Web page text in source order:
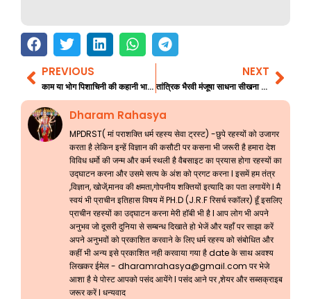
Prev
PREVIOUS
काम या भोग पिशाचिनी की कहानी भाग 4
NEXT
तांत्रिक भैरवी मंजूषा साधना सीखना भाग 3
Dharam Rahasya
MPDRST( मां पराशक्ति धर्म रहस्य सेवा ट्रस्ट) -छुपे रहस्यों को उजागर
करता है लेकिन इन्हें विज्ञान की कसौटी पर कसना भी जरूरी है हमारा देश
विविध धर्मो की जन्म और कर्म स्थली है वैबसाइट का प्रयास होगा रहस्यों का
उद्घाटन करना और उसमे सत्य के अंश को प्रगट करना l इसमें हम तंत्र
,विज्ञान, खोजें,मानव की क्षमता,गोपनीय शक्तियों इत्यादि का पता लगायेंगे l मै
स्वयं भी प्राचीन इतिहास विषय में PH.D (J.R.F रिसर्च स्कॉलर) हूँ इसलिए
प्राचीन रहस्यों का उद्घाटन करना मेरी हॉबी भी है l आप लोग भी अपने
अनुभव जो दूसरी दुनिया से सम्बन्ध दिखाते हो भेजें और यहाँ पर साझा करें
अपने अनुभवों को प्रकाशित करवाने के लिए धर्म रहस्य को संबोधित और
कहीं भी अन्य इसे प्रकाशित नही करवाया गया है date के साथ अवश्य
लिखकर ईमेल - dharamrahasya@gmail.com पर भेजे
आशा है ये पोस्ट आपको पसंद आयेंगे l पसंद आने पर ,शेयर और सब्सक्राइब
जरूर करें l धन्यवाद